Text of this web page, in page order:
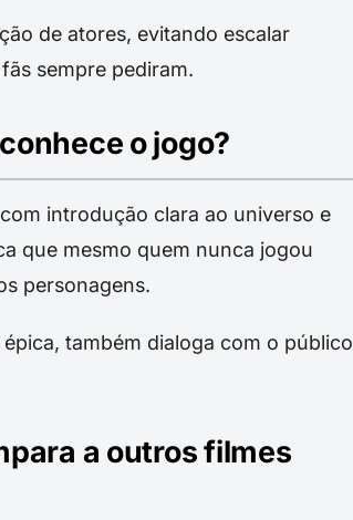
de atores, evitando escalar
sempre pediram.
o jogo?
introdução clara ao universo e
que mesmo quem nunca jogou
personagens.
também dialoga com o público
a outros filmes